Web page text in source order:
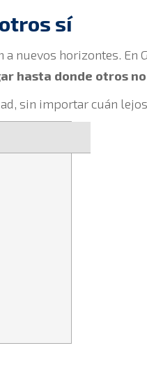
sí
nuevos horizontes. En
hasta donde otros
sin importar cuán